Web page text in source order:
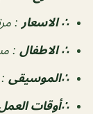
∴ الاسعار :
∴ الاطفال :
∴الموسيقى
‏∴أوقات